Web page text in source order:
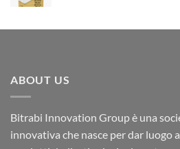
era:
è:
ABOUT US
Bitrabi Innovation Group è una
innovativa che nasce per dar luogo